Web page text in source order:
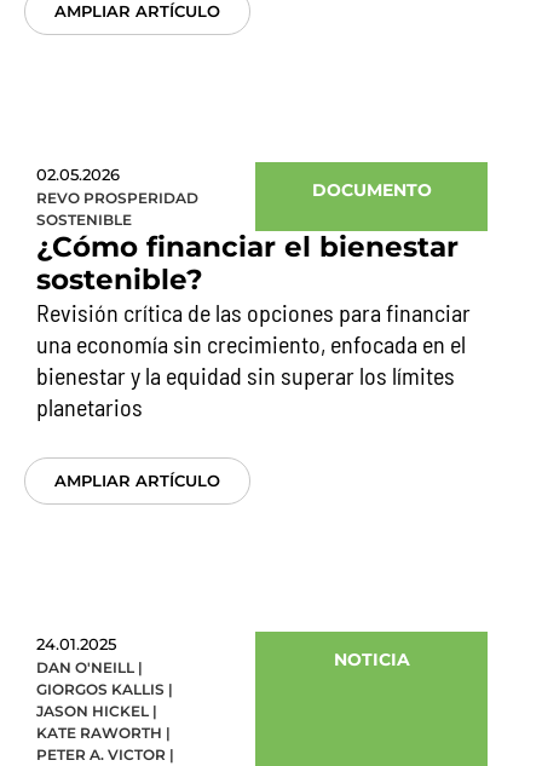
AMPLIAR ARTÍCULO
02.05.2026
REVO PROSPERIDAD
SOSTENIBLE
DOCUMENTO
¿Cómo financiar el bienestar
sostenible?
Revisión crítica de las opciones para financiar
una economía sin crecimiento, enfocada en el
bienestar y la equidad sin superar los límites
planetarios
AMPLIAR ARTÍCULO
24.01.2025
DAN O'NEILL |
GIORGOS KALLIS |
JASON HICKEL |
KATE RAWORTH |
PETER A. VICTOR |
NOTICIA